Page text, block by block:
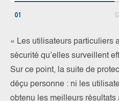
01
« Les utilisateurs particuliers
sécurité qu’elles surveillent
Sur ce point, la suite de
déçu personne : ni les
obtenu les meilleurs résultats